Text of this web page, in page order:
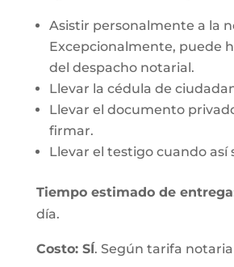
Asistir personalmente a la
Excepcionalmente, puede
del despacho notarial.
Llevar la cédula de
Llevar el documento
firmar.
Llevar el testigo cuando así
Tiempo estimado de entrega
día.
Costo: SÍ. Según tarifa